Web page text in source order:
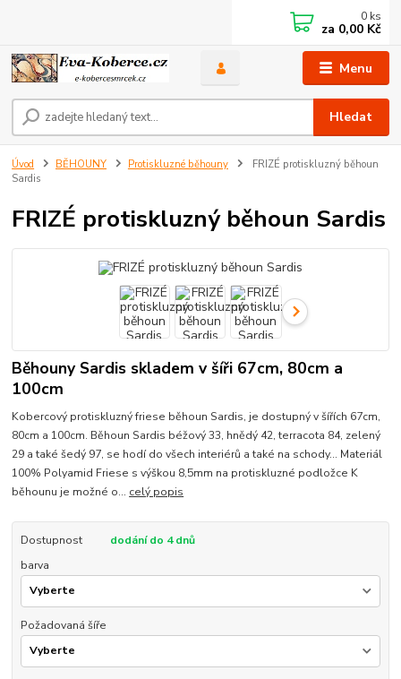
Menu
Hledat
0 ks
za 0,00 Kč
Úvod BĚHOUNY Protiskluzné běhouny
FRIZÉ protiskluzný běhoun
Sardis
FRIZÉ protiskluzný běhoun Sardis
Běhouny Sardis skladem v šíři 67cm, 80cm a
100cm
Kobercový protiskluzný friese běhoun Sardis, je dostupný v šířích 67cm,
80cm a 100cm. Běhoun Sardis béžový 33, hnědý 42, terracota 84, zelený
29 a také šedý 97, se hodí do všech interiérů a také na schody... Materiál
100% Polyamid Friese s výškou 8,5mm na protiskluzné podložce K
běhounu je možné o... celý popis
Dostupnost
dodání do 4 dnů
barva
Požadovaná šíře